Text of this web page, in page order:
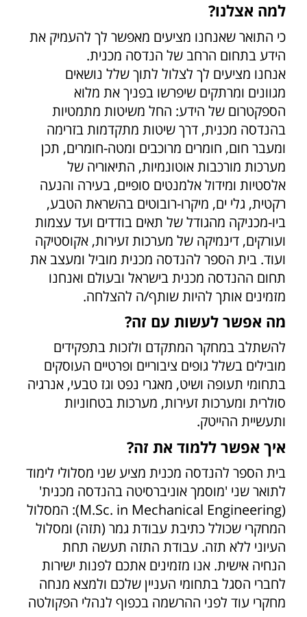
למה אצלנו?
כי התואר שאנחנו מציעים מאפשר לך להעמיק את
הידע בתחום הרחב של הנדסה מכנית.
אנחנו מציעים לך לצלול לתוך שלל נושאים
מגוונים ומרתקים שיפרשו בפניך את מלוא
הספקטרום של הידע: החל משיטות מתמטיות
בהנדסה מכנית, דרך שיטות מתקדמות בזרימה
ומעבר חום, חומרים מרוכבים ומטה-חומרים, תכן
מערכות מורכבות אוטונמיות, התיאוריה של
אלסטיות ומידול אלמנטים סופיים, בעירה והנעה
רקטית, גלי ים, מיקרו-רובוטים בהשראת הטבע,
ביו-מכניקה מהגודל של תאים בודדים ועד עצמות
ועורקים, דינמיקה של מערכות זעירות, אקוסטיקה
ועוד. בית הספר להנדסה מכנית מוביל ומעצב את
תחום ההנדסה מכנית בישראל ובעולם ואנחנו
מזמינים אותך להיות שותף/ה להצלחה.
מה אפשר לעשות עם זה?
להשתלב במחקר המתקדם ולזכות בתפקידים
מובילים בשלל גופים ציבוריים ופרטיים העוסקים
בתחומי תעופה ושיט, מאגרי נפט וגז טבעי, אנרגיה
סולרית ומערכות זעירות, מערכות בטחוניות
ותעשיית ההייטק.
איך אפשר ללמוד את זה?
בית הספר להנדסה מכנית מציע שני מסלולי לימוד
לתואר שני 'מוסמך אוניברסיטה בהנדסה מכנית'
(M.Sc. in Mechanical Engineering): המסלול
המחקרי שכולל כתיבת עבודת גמר (תזה) ומסלול
העיוני ללא תזה. עבודת התזה תעשה תחת
הנחיה אישית. אנו מזמינים אתכם לפנות ישירות
לחברי הסגל בתחומי העניין שלכם ולמצא מנחה
מחקרי עוד לפני ההרשמה בכפוף לנהלי הפקולטה